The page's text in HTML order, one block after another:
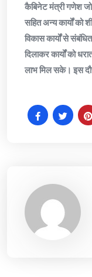
कैबिनेट मंत्री गणेश
सहित अन्य कार्यों को
विकास कार्यों से
दिलाकर कार्यों को
लाभ मिल सके। इस